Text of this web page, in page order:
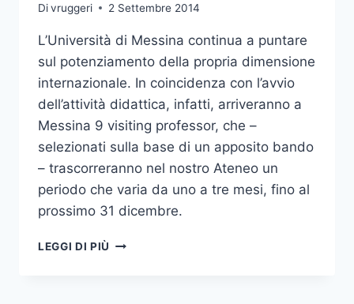
Divruggeri 2 Settembre 2014
L’Università di Messina continua a puntare
sul potenziamento della propria dimensione
internazionale. In coincidenza con l’avvio
dell’attività didattica, infatti, arriveranno a
Messina 9 visiting professor, che –
selezionati sulla base di un apposito bando
– trascorreranno nel nostro Ateneo un
periodo che varia da uno a tre mesi, fino al
prossimo 31 dicembre.
LEGGI DI PIÙ LA